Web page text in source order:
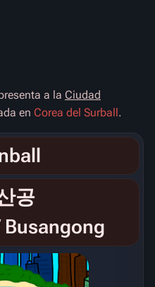
a la Ciudad
en Corea del Surball.
공
Busangong